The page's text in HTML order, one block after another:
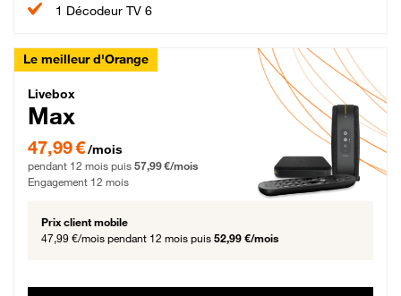
1 Décodeur TV 6
Le meilleur d'Orange
Livebox Max Fibre
Livebox
Max
47,99 € par mois pendant 12 mois puis 57,99 € par mois, Engagement 12 mois
47,99 €/mois
pendant 12 mois puis 57,99 €/mois
Engagement 12 mois
Prix client mobile
47,99 €/mois pendant 12 mois puis 52,99 €/mois